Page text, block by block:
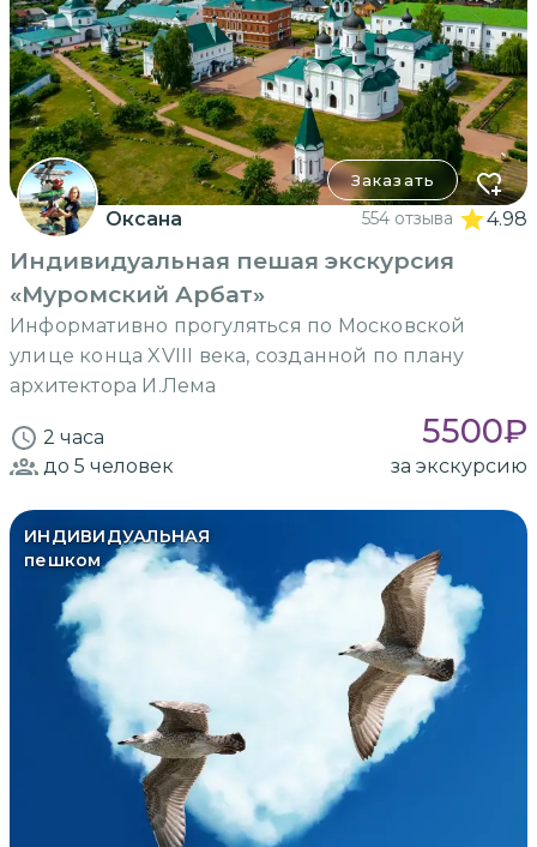
Заказать
Оксана 554 отзыва 4.98
Индивидуальная пешая экскурсия
«Муромский Арбат»
Информативно прогуляться по Московской
улице конца XVIII века, созданной по плану
архитектора И.Лема
2 часа 5500₽
до 5 человек за экскурсию
ИНДИВИДУАЛЬНАЯ
пешком